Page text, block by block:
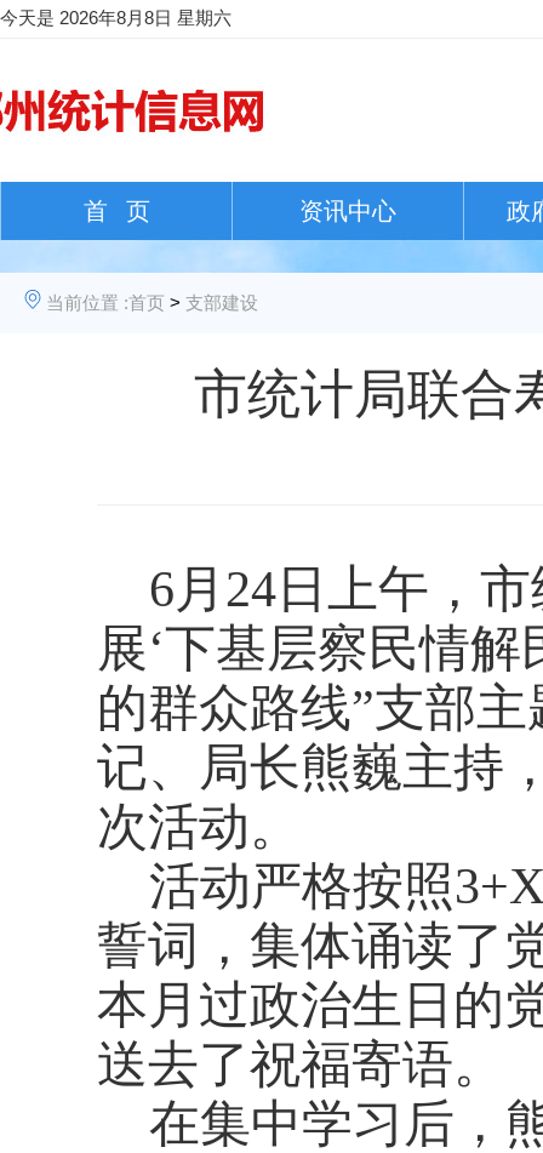
今天是 2026年8月8日 星期六
首 页 资讯中心 政
当前位置 :首页 > 支部建设
市统计局联合
6月 24日上午，
展‘下基层察民情
的群众路线”支部
记、局长熊巍主持
次活动。
活动严格按照
誓词，集体诵读了
本月过政治生日的
送去了祝福寄语。
在集中学习后，